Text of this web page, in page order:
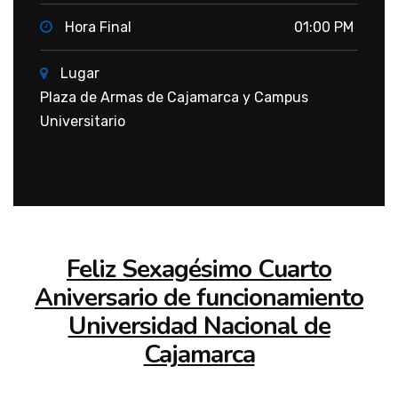
Hora Final 01:00 PM
Lugar
Plaza de Armas de Cajamarca y Campus
Universitario
Feliz Sexagésimo Cuarto
Aniversario de funcionamiento
Universidad Nacional de
Cajamarca